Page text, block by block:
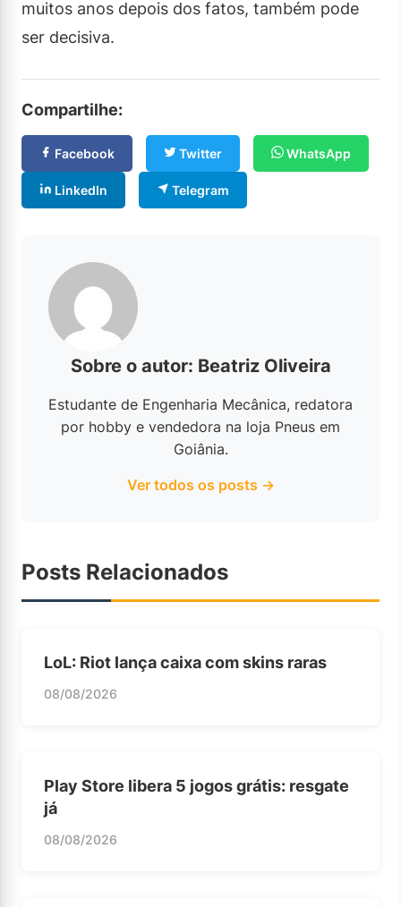
muitos anos depois dos fatos, também pode
ser decisiva.
Compartilhe:
Facebook Twitter WhatsApp
LinkedIn Telegram
Sobre o autor: Beatriz Oliveira
Estudante de Engenharia Mecânica, redatora
por hobby e vendedora na loja Pneus em
Goiânia.
Ver todos os posts →
Posts Relacionados
LoL: Riot lança caixa com skins raras
08/08/2026
Play Store libera 5 jogos grátis: resgate
já
08/08/2026